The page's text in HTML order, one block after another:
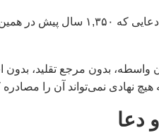
روز عرفه ۱۴۰۵ با دعای عرفه امام
بدون مرجع تقلید،
نهادی نمی‌تواند آن را مصادره